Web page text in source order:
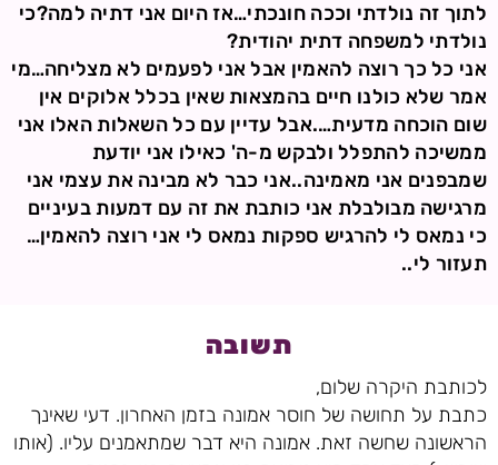
לתוך זה נולדתי וככה חונכתי…אז היום אני דתיה למה?כי
נולדתי למשפחה דתית יהודית?
אני כל כך רוצה להאמין אבל אני לפעמים לא מצליחה…מי
אמר שלא כולנו חיים בהמצאות שאין בכלל אלוקים אין
שום הוכחה מדעית….אבל עדיין עם כל השאלות האלו אני
ממשיכה להתפלל ולבקש מ-ה' כאילו אני יודעת
שמבפנים אני מאמינה..אני כבר לא מבינה את עצמי אני
מרגישה מבולבלת אני כותבת את זה עם דמעות בעיניים
כי נמאס לי להרגיש ספקות נמאס לי אני רוצה להאמין…
תעזור לי..
תשובה
לכותבת היקרה שלום,
כתבת על תחושה של חוסר אמונה בזמן האחרון. דעי שאינך
הראשונה שחשה זאת. אמונה היא דבר שמתאמנים עליו. (אותו